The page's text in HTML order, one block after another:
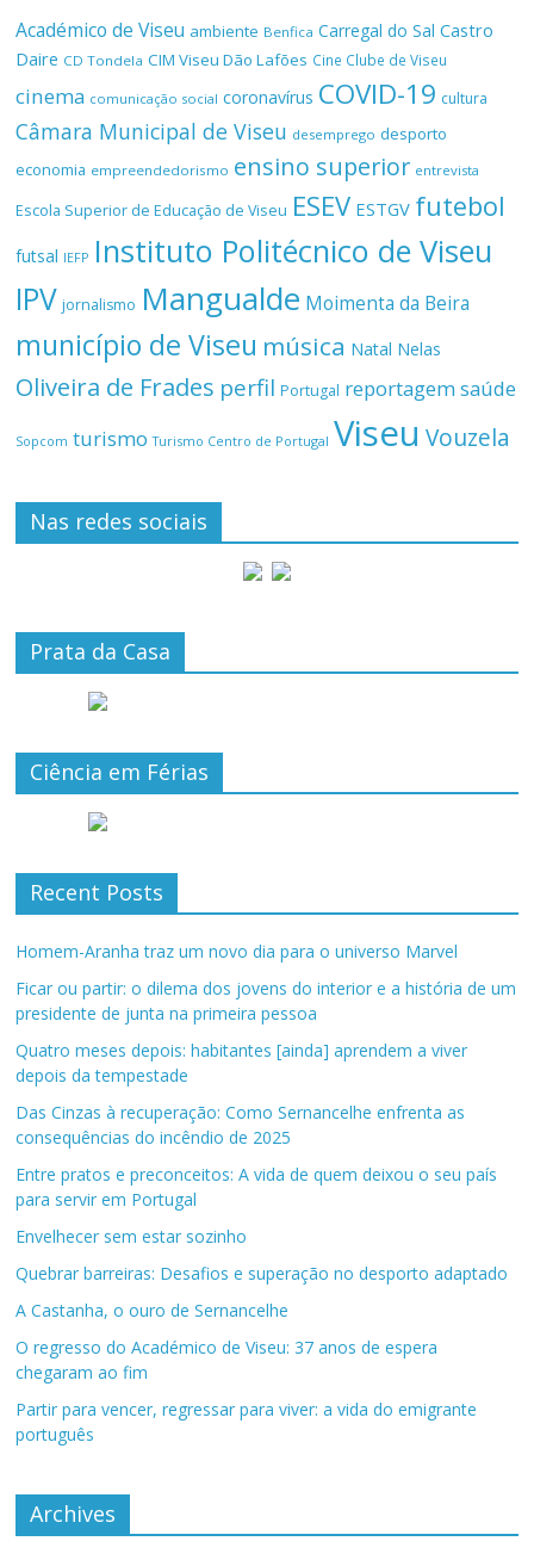
Académico de Viseu ambiente Benfica Carregal do Sal Castro
Daire CD Tondela CIM Viseu Dão Lafões Cine Clube de Viseu
cinema comunicação social coronavírus COVID-19 cultura
Câmara Municipal de Viseu desemprego desporto
economia empreendedorismo ensino superior entrevista
Escola Superior de Educação de Viseu ESEV ESTGV futebol
futsal IEFP Instituto Politécnico de Viseu
IPV jornalismo Mangualde Moimenta da Beira
município de Viseu música Natal Nelas
Oliveira de Frades perfil Portugal reportagemsaúde
Sopcom turismo Turismo Centro de Portugal Viseu Vouzela
Nas redes sociais
Prata da Casa
Ciência em Férias
Recent Posts
Homem-Aranha traz um novo dia para o universo Marvel
Ficar ou partir: o dilema dos jovens do interior e a história de um
presidente de junta na primeira pessoa
Quatro meses depois: habitantes [ainda] aprendem a viver
depois da tempestade
Das Cinzas à recuperação: Como Sernancelhe enfrenta as
consequências do incêndio de 2025
Entre pratos e preconceitos: A vida de quem deixou o seu país
para servir em Portugal
Envelhecer sem estar sozinho
Quebrar barreiras: Desafios e superação no desporto adaptado
A Castanha, o ouro de Sernancelhe
O regresso do Académico de Viseu: 37 anos de espera
chegaram ao fim
Partir para vencer, regressar para viver: a vida do emigrante
português
Archives